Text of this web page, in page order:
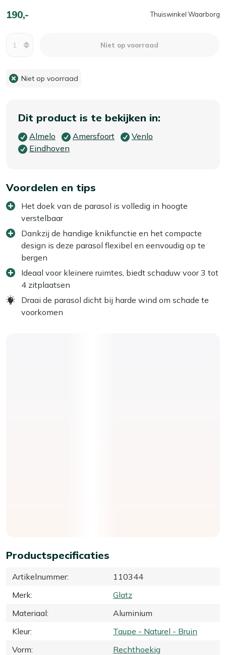
190,- Thuiswinkel Waarborg
Niet op voorraad
Niet op voorraad
Productspecificaties
Artikelnummer:
110344
Merk:
Glatz
Materiaal:
Aluminium
Kleur:
Taupe - Naturel - Bruin
Vorm:
Rechthoekig
Dit product is te bekijken in:
Almelo Amersfoort
Venlo
Eindhoven
Voordelen en tips
Het doek van de parasol is volledig in hoogte
verstelbaar
Dankzij de handige knikfunctie en het compacte
design is deze parasol flexibel en eenvoudig op te
bergen
Ideaal voor kleinere ruimtes, biedt schaduw voor 3 tot
4 zitplaatsen
Draai de parasol dicht bij harde wind om schade te
voorkomen